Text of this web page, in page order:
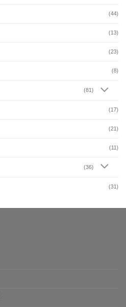
(44)
(13)
(23)
(8)
(81)
(17)
(21)
(11)
(36)
(31)